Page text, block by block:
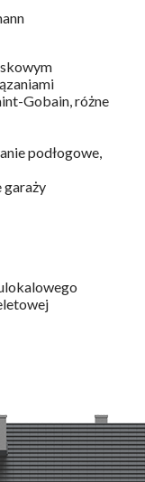
Gobain, różne
podłogowe,
garaży